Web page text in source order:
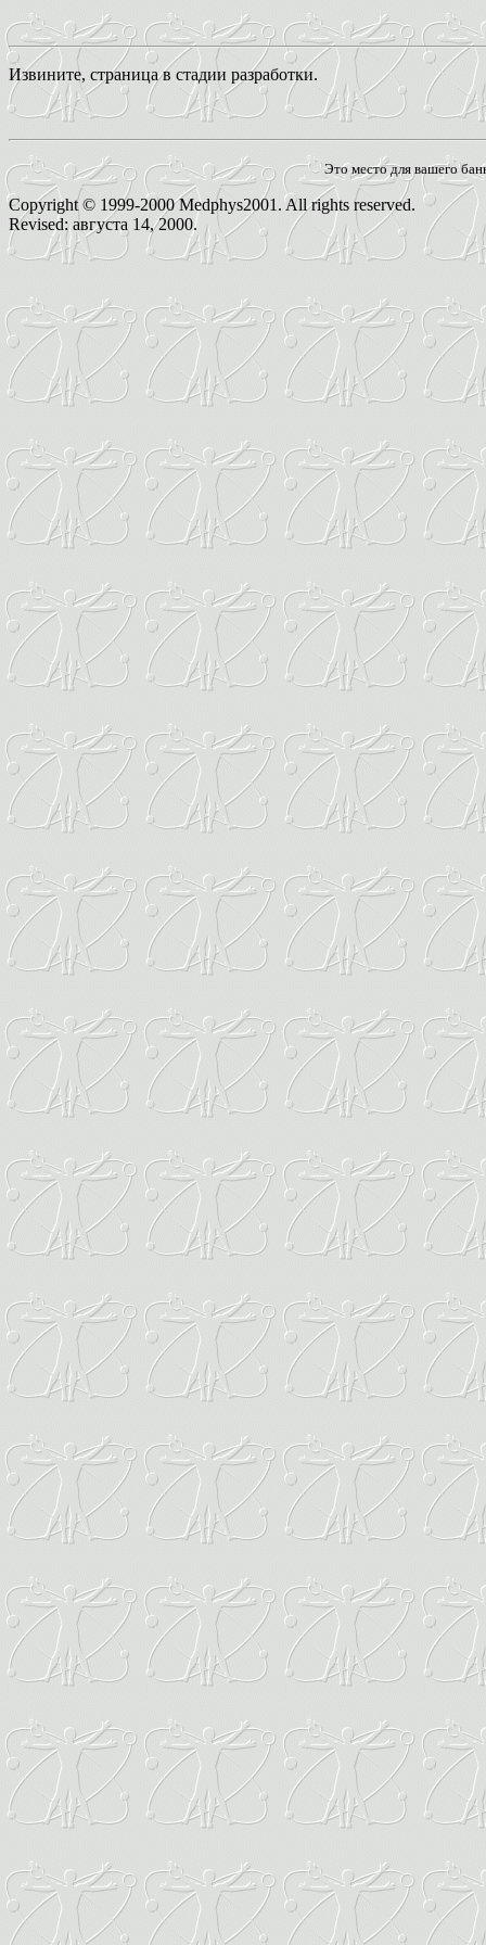
Извините, страница в стадии разработки.
Это место для вашего
Copyright © 1999-2000 Medphys2001. All rights reserved.
Revised: августа 14, 2000.